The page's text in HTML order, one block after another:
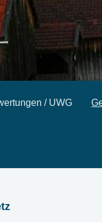
/ UWG